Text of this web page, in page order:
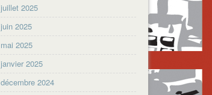
juillet 2025
juin 2025
mai 2025
janvier 2025
décembre 2024